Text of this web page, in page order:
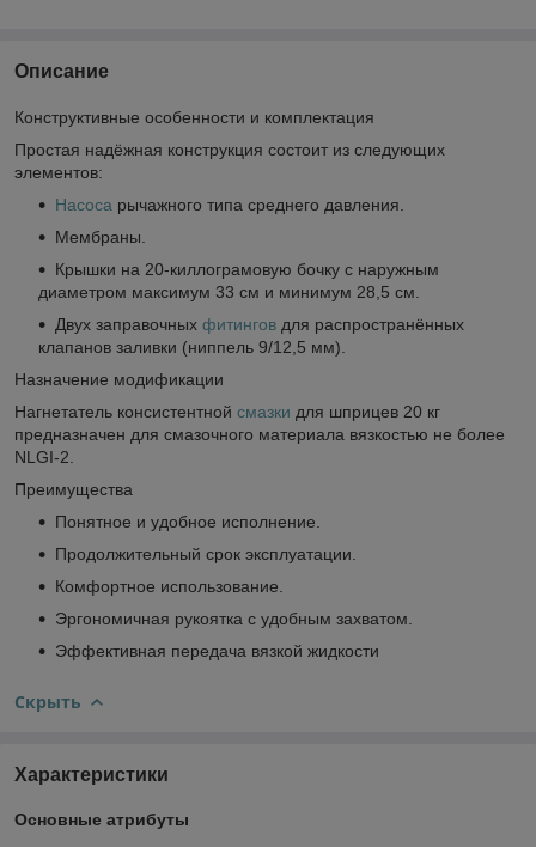
Описание
Конструктивные особенности и комплектация
Простая надёжная конструкция состоит из следующих
элементов:
Насоса рычажного типа среднего давления.
Мембраны.
Крышки на 20-киллограмовую бочку с наружным
диаметром максимум 33 см и минимум 28,5 см.
Двух заправочных фитингов для распространённых
клапанов заливки (ниппель 9/12,5 мм).
Назначение модификации
Нагнетатель консистентной смазки для шприцев 20 кг
предназначен для смазочного материала вязкостью не более
NLGI-2.
Преимущества
Понятное и удобное исполнение.
Продолжительный срок эксплуатации.
Комфортное использование.
Эргономичная рукоятка с удобным захватом.
Эффективная передача вязкой жидкости
Скрыть
Характеристики
Основные атрибуты